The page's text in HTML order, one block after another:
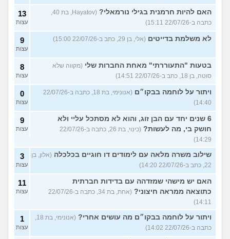
האם להיות חרמנית בגילי נורמאלי?
כתבה ב-22/07/26 15:11)
13
עצות
לא משלמת בדייטים (אלי, בן 29, כתב ב-22/07/26 15:00) 9
עצות
בטעות "התעוררתי" מאחת החברות שלי (מקווה שלא
סוטה, בן 18, כתב ב-22/07/26 14:51)
8
עצות
ויתור על לוחמה בבקו״ם
(אנונימי, בת 18, כתבה ב-22/07/26
14:40)
0
עצות
6 שנים יחד עם הבן זוג, והוא לא מסתכל עליי ולא
חושק בי, מה לעשות?
(כינוי, בת 26, כתבה ב-22/07/26
14:29)
9
עצות
שילוב משרה מלאה עם לימודים דו חוגיים בכלכלה (אלון, בן
22, כתב ב-22/07/26 14:20)
3
עצות
האם יש מישהי שמזדהה עם בדידות חברתית
כתוצאה ממראה חיצוני?
(אחת, בת 34, כתבה ב-22/07/26
14:11)
11
עצות
ויתור על לוחמה בבקו״ם מה עושים אחרי?
כתבה ב-22/07/26 14:02)
1
עצות